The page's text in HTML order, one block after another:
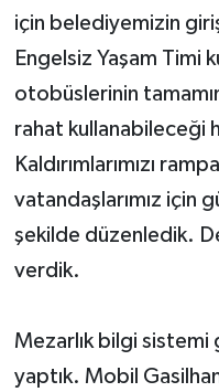
için belediyemizin
Engelsiz Yaşam Timi
otobüslerinin
rahat kullanabileceği
Kaldırımlarımızı
vatandaşlarımız için
şekilde düzenledik.
verdik.
Mezarlık bilgi sistemi
yaptık. Mobil